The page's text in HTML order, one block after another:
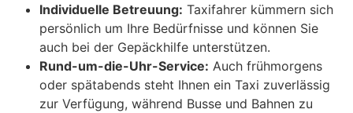
Individuelle Betreuung: Taxifahrer kümmern sich
persönlich um Ihre Bedürfnisse und können Sie
auch bei der Gepäckhilfe unterstützen.
Rund-um-die-Uhr-Service: Auch frühmorgens
oder spätabends steht Ihnen ein Taxi zuverlässig
zur Verfügung, während Busse und Bahnen zu